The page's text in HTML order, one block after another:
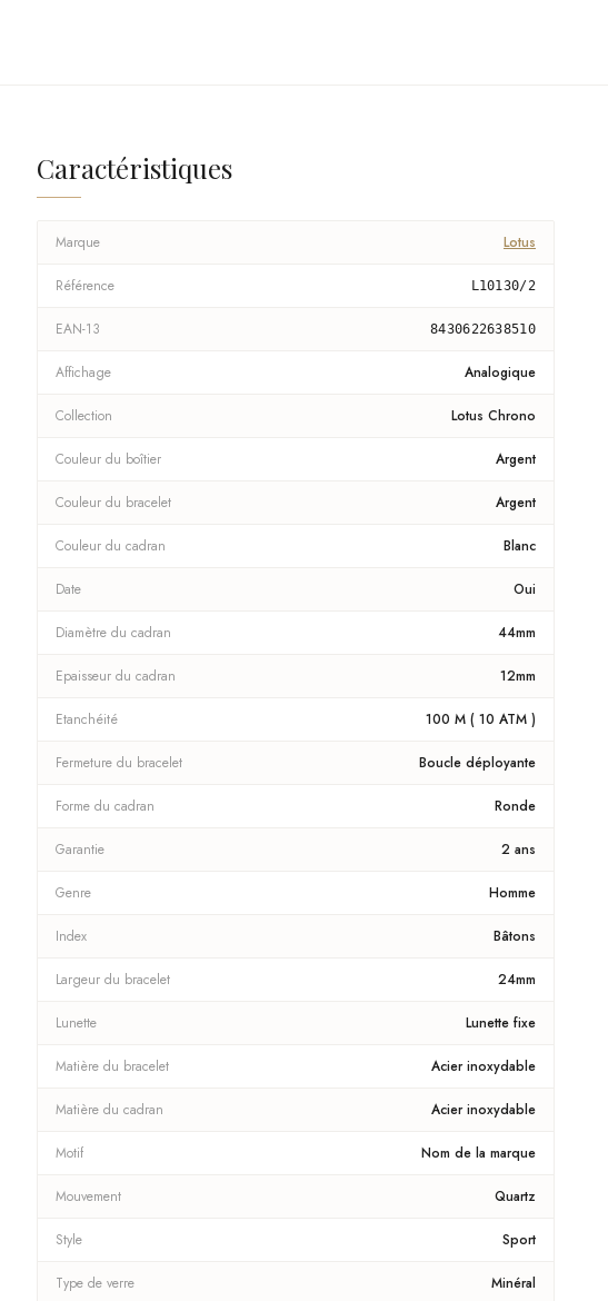
Caractéristiques
Marque Lotus
Référence L10130/2
EAN-13 8430622638510
Affichage Analogique
Collection Lotus Chrono
Couleur du boîtier Argent
Couleur du bracelet Argent
Couleur du cadran Blanc
Date Oui
Diamètre du cadran 44mm
Epaisseur du cadran 12mm
Etanchéité 100 M ( 10 ATM )
Fermeture du bracelet Boucle déployante
Forme du cadran Ronde
Garantie 2 ans
Genre Homme
Index Bâtons
Largeur du bracelet 24mm
Lunette Lunette fixe
Matière du bracelet Acier inoxydable
Matière du cadran Acier inoxydable
Motif Nom de la marque
Mouvement Quartz
Style Sport
Type de verre Minéral